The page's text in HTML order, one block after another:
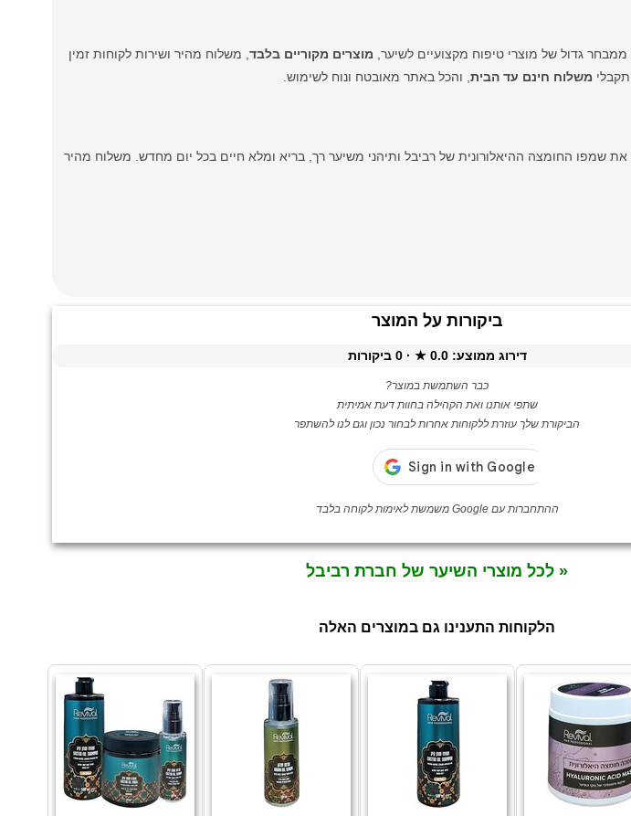
מוצרים מקוריים בלבד , משלוח מהיר ושירות לקוחות זמין
משלוח חינם עד הבית , והכל באתר מאובטח ונוח לשימוש.
את שמפו החומצה ההיאלורונית של רביבל ותיהני משיער רך, בריא ומלא חיים בכל יום מחדש. משלוח מהיר
ביקורות על המוצר
דירוג ממוצע:0.0
★ ·
0 ביקורות
כבר השתמשת במוצר?
שתפי אותנו ואת הקהילה בחוות דעת אמיתית
הביקורת שלך עוזרת ללקוחות אחרות לבחור נכון וגם לנו להשתפר
ההתחברות עם Google משמשת לאימות לקוחה בלבד
« לכל מוצרי השיער של חברת רביבל
הלקוחות התענינו גם במוצרים האלה